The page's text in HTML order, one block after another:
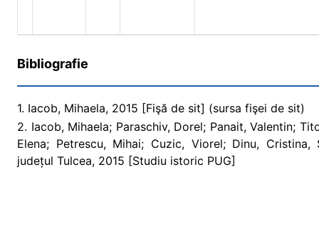
Bibliografie
1. Iacob, Mihaela, 2015 [Fişă de sit] (sursa fişei de sit)
2. Iacob, Mihaela; Paraschiv, Dorel; Panait, Valentin;
Elena; Petrescu, Mihai; Cuzic, Viorel; Dinu,
județul Tulcea, 2015 [Studiu istoric PUG]